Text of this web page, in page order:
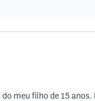
meu filho de 15 anos.